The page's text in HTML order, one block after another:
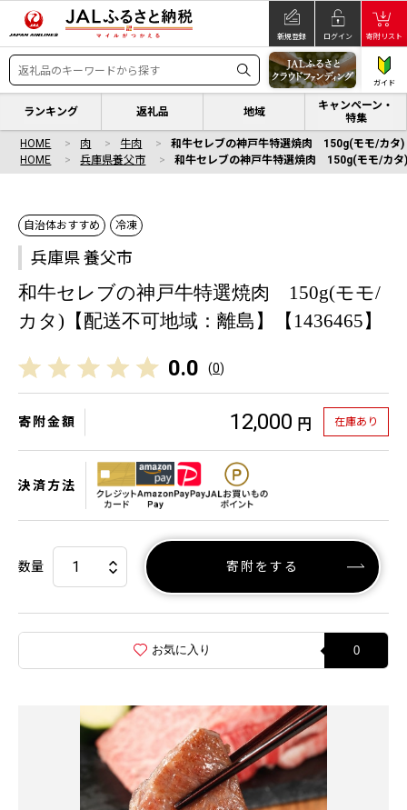
新規登録 ログイン 寄附リスト
ガイド
ランキング 返礼品 地域
キャンペーン・
特集
HOME 肉 牛肉
和牛セレブの神戸牛特選焼肉 150g(モモ/カタ
HOME
兵庫県養父市 和牛セレブの神戸牛特選焼肉 150g(モモ/カ
自治体おすすめ 冷凍
兵庫県 養父市
和牛セレブの神戸牛特選焼肉 150g(モモ/
カタ)【配送不可地域：離島】【1436465】
0.0 (0)
寄附金額 12,000 円 在庫あり
決済方法
数量 寄附をする
お気に入り 0